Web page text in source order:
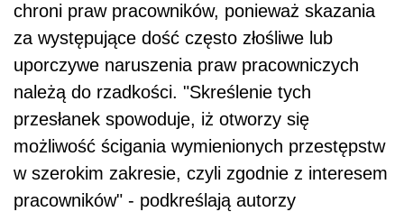
chroni praw pracowników, ponieważ skazania
za występujące dość często złośliwe lub
uporczywe naruszenia praw pracowniczych
należą do rzadkości. "Skreślenie tych
przesłanek spowoduje, iż otworzy się
możliwość ścigania wymienionych przestępstw
w szerokim zakresie, czyli zgodnie z interesem
pracowników" - podkreślają autorzy